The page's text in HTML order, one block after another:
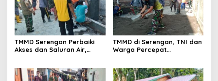
TMMD Serengan Perbaiki
Akses dan Saluran Air,
TMMD di Serengan, TNI dan
Warga Percepat